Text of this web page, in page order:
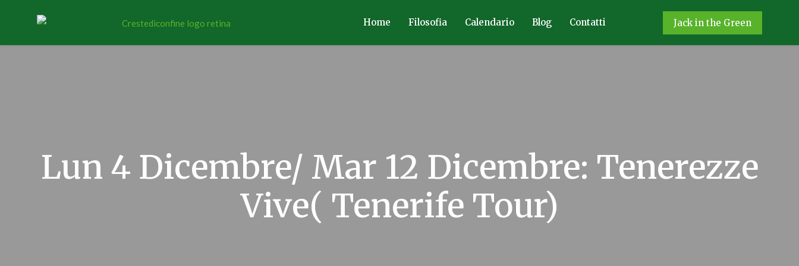
Home Filosofia Calendario Blog Contatti Jack in the Green
Lun 4 Dicembre/ Mar 12 Dicembre: Tenerezze
Vive( Tenerife Tour)